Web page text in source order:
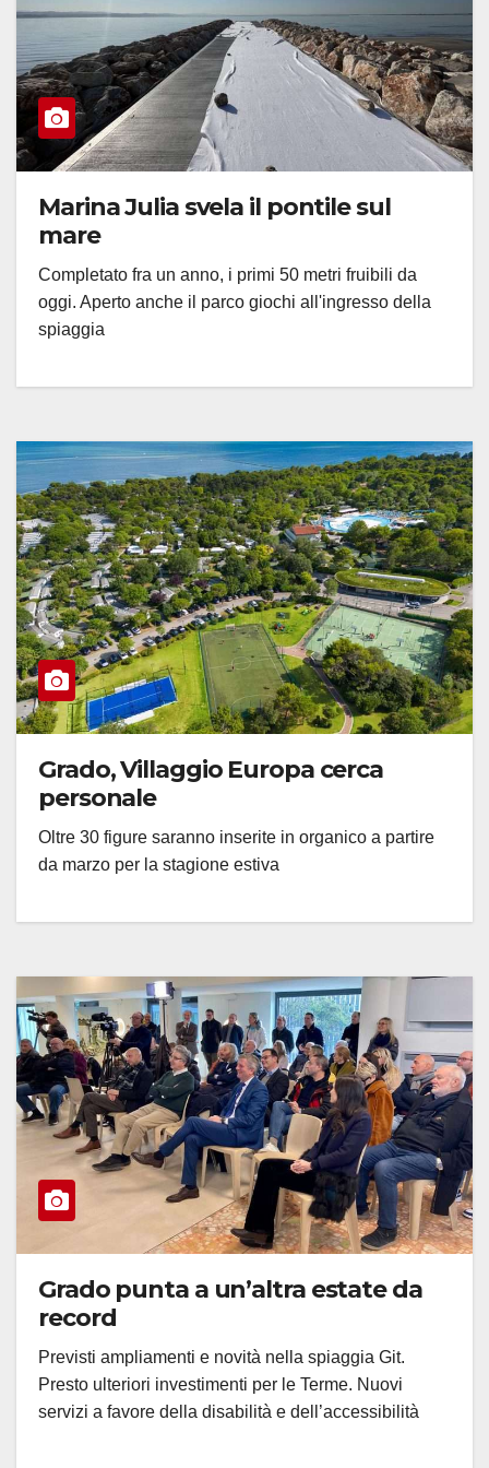
Marina Julia svela il pontile sul
mare
Completato fra un anno, i primi 50 metri fruibili da
oggi. Aperto anche il parco giochi all'ingresso della
spiaggia
Grado, Villaggio Europa cerca
personale
Oltre 30 figure saranno inserite in organico a partire
da marzo per la stagione estiva
Grado punta a un’altra estate da
record
Previsti ampliamenti e novità nella spiaggia Git.
Presto ulteriori investimenti per le Terme. Nuovi
servizi a favore della disabilità e dell’accessibilità